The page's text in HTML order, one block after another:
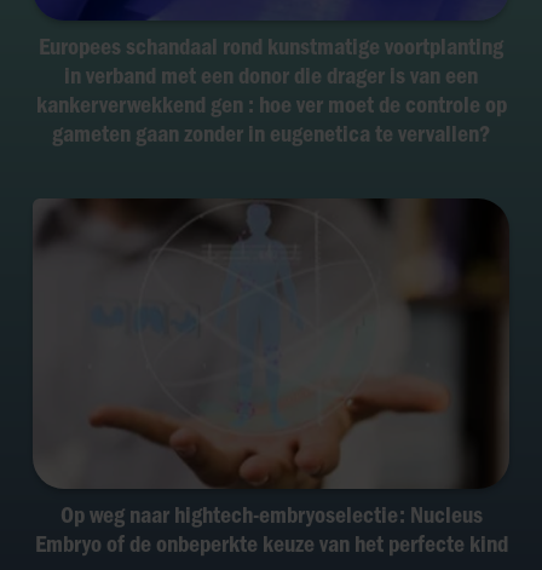
Europees schandaal rond kunstmatige voortplanting
in verband met een donor die drager is van een
kankerverwekkend gen : hoe ver moet de controle op
gameten gaan zonder in eugenetica te vervallen?
Op weg naar hightech-embryoselectie: Nucleus
Embryo of de onbeperkte keuze van het perfecte kind